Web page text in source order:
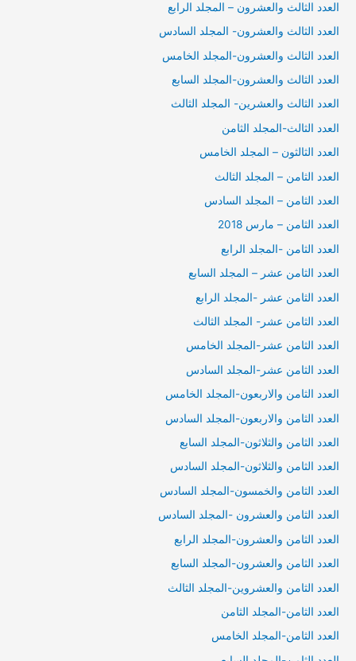
العدد الثالث والعشرون – المجلد الرابع
العدد الثالث والعشرون- المجلد السادس
العدد الثالث والعشرون-المجلد الخامس
العدد الثالث والعشرون-المجلد السابع
العدد الثالث والعشرين- المجلد الثالث
العدد الثالث-المجلد الثامن
العدد الثالثون – المجلد الخامس
العدد الثامن – المجلد الثالث
العدد الثامن – المجلد السادس
العدد الثامن – مارس 2018
العدد الثامن -المجلد الرابع
العدد الثامن عشر – المجلد السابع
العدد الثامن عشر -المجلد الرابع
العدد الثامن عشر- المجلد الثالث
العدد الثامن عشر-المجلد الخامس
العدد الثامن عشر-المجلد السادس
العدد الثامن والاربعون-المجلد الخامس
العدد الثامن والاربعون-المجلد السادس
العدد الثامن والثلاثون-المجلد السابع
العدد الثامن والثلاثون-المجلد السادس
العدد الثامن والخمسون-المجلد السادس
العدد الثامن والعشرون -المجلد السادس
العدد الثامن والعشرون-المجلد الرابع
العدد الثامن والعشرون-المجلد السابع
العدد الثامن والعشروين-المجلد الثالث
العدد الثامن-المجلد الثامن
العدد الثامن-المجلد الخامس